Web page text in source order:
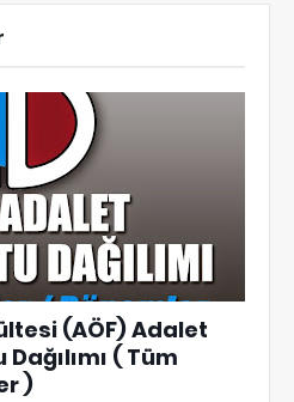
(AÖF) Adalet
( Tüm
)